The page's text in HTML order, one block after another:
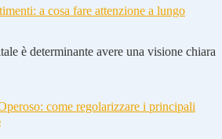
a cosa fare attenzione a lungo
è determinante avere una visione chiara
come regolarizzare i principali